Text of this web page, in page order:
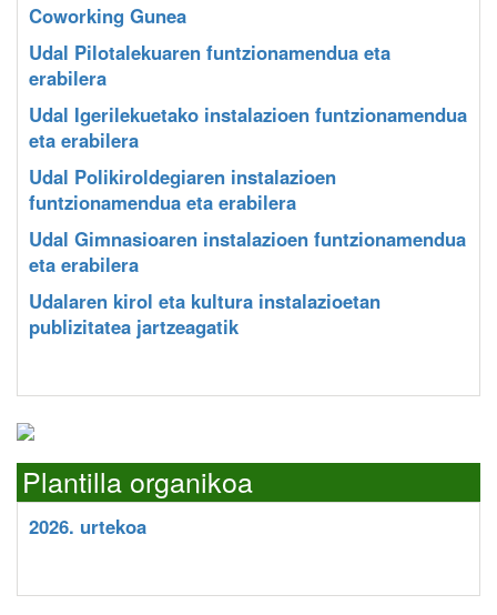
Coworking Gunea
Udal Pilotalekuaren funtzionamendua eta
erabilera
Udal Igerilekuetako instalazioen funtzionamendua
eta erabilera
Udal Polikiroldegiaren instalazioen
funtzionamendua eta erabilera
Udal Gimnasioaren instalazioen funtzionamendua
eta erabilera
Udalaren kirol eta kultura instalazioetan
publizitatea jartzeagatik
Plantilla organikoa
2026. urtekoa